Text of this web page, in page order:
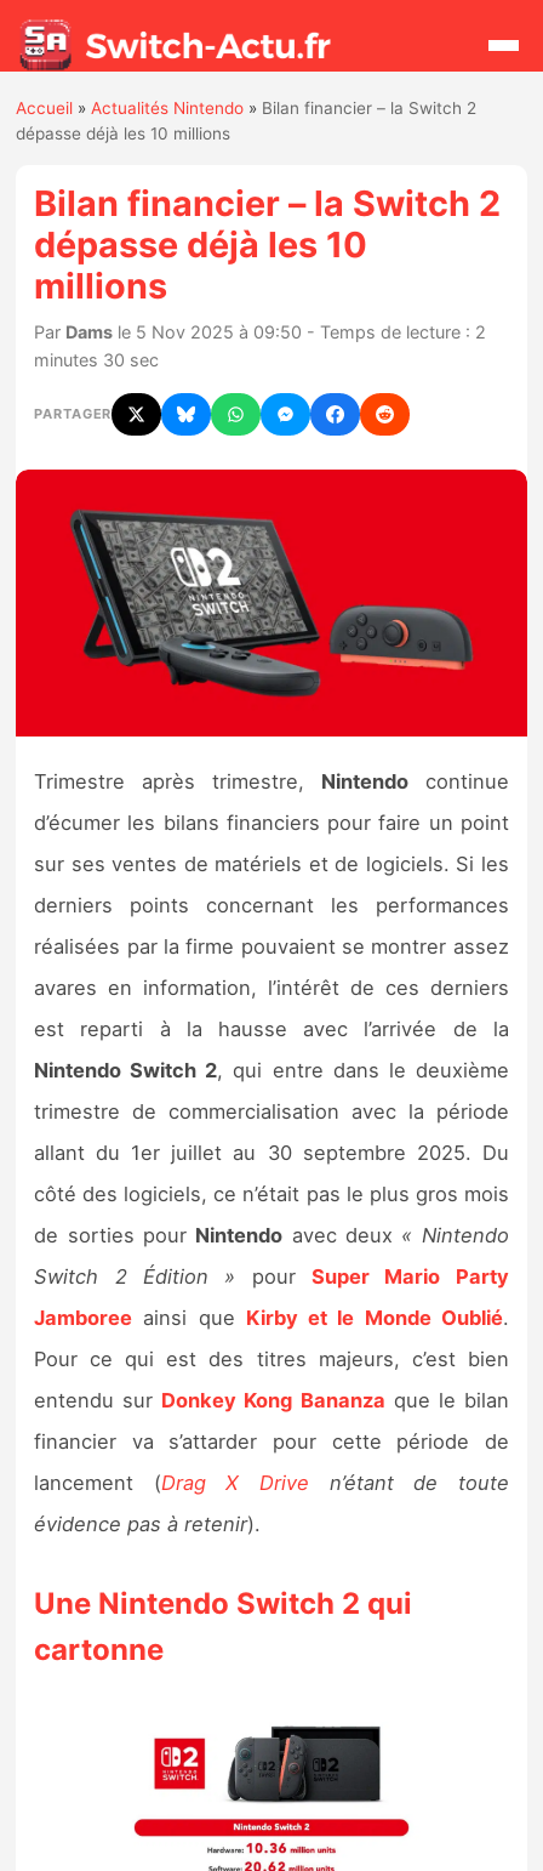
Actualités
Jeux
Hardware
Mises à jour
Chiffres de ventes
Rumeurs
Nintendo Direct
Tests et previews
Tests d’accessoires
Previews
Précommandes
Précommandes jeux Switch 2
Sorties de jeux
Bons plans
Accueil »Actualités Nintendo » Bilan financier – la Switch 2
dépasse déjà les 10 millions
Bilan financier – la Switch 2
dépasse déjà les 10
millions
Par Dams le 5 Nov 2025 à 09:50 - Temps de lecture : 2
minutes 30 sec
PARTAGER
Trimestre après trimestre, Nintendocontinue
d’écumer les bilans financiers pour faire un point
sur ses ventes de matériels et de logiciels. Si les
derniers points concernant les performances
réalisées par la firme pouvaient se montrer assez
avares en information, l’intérêt de ces derniers
est reparti à la hausse avec l’arrivée de la
Nintendo Switch 2, qui entre dans le deuxième
trimestre de commercialisation avec la période
allant du 1er juillet au 30 septembre 2025. Du
côté des logiciels, ce n’était pas le plus gros mois
de sorties pour Nintendo avec deux « Nintendo
Switch 2 Édition » pourSuper Mario Party
Jamboree ainsi que Kirby et le Monde Oublié.
Pour ce qui est des titres majeurs, c’est bien
entendu sur Donkey Kong Bananza que le bilan
financier va s’attarder pour cette période de
lancement (Drag X Drive n’étant de toute
évidence pas à retenir).
Une Nintendo Switch 2 qui
cartonne